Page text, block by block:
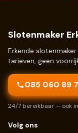
Slotenmaker
Erkende
tarieven, geen
085 060 89
24/7 bereikbaar — ook
Volg ons